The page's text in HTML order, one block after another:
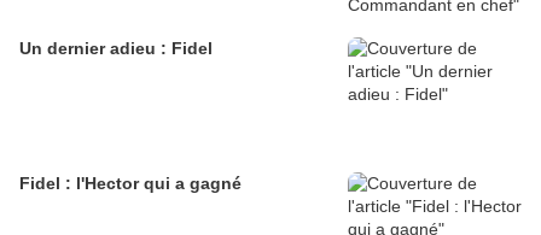
Un dernier adieu : Fidel
Fidel : l'Hector qui a gagné